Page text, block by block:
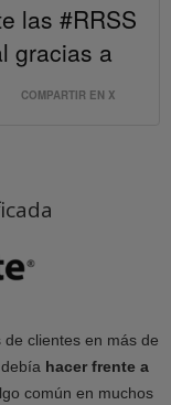
las #RRSS
gracias a
COMPARTIR EN X
clientes en más de
hacer frente a
común en muchos